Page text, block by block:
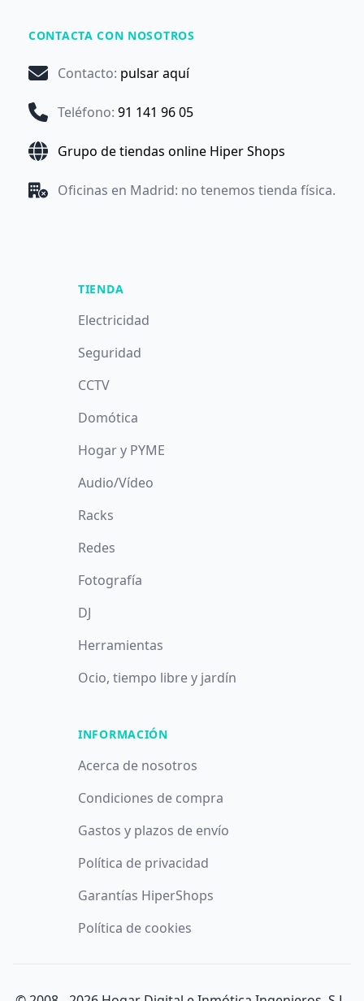
CONTACTA CON NOSOTROS
Contacto: pulsar aquí
Teléfono: 91 141 96 05
Grupo de tiendas online Hiper Shops
Oficinas en Madrid: no tenemos tienda física.
TIENDA
Electricidad
Seguridad
CCTV
Domótica
Hogar y PYME
Audio/Vídeo
Racks
Redes
Fotografía
DJ
Herramientas
Ocio, tiempo libre y jardín
INFORMACIÓN
Acerca de nosotros
Condiciones de compra
Gastos y plazos de envío
Política de privacidad
Garantías HiperShops
Política de cookies